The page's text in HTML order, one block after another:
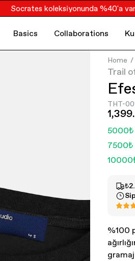
Socrates koleksiyonunda %40'a varan
Basics Collaborations
Home
Trail
THT-
5000₺
7500₺
%100